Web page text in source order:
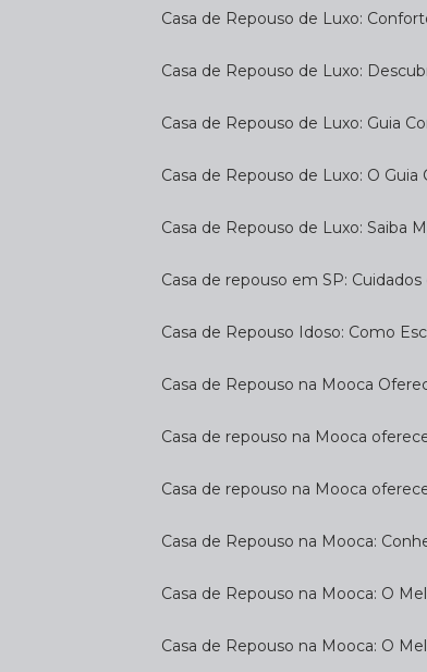
Casa de Repouso de Luxo:
Casa de Repouso de Luxo:
Casa de Repouso de Luxo: Guia
Casa de Repouso de Luxo: O
Casa de Repouso de Luxo:
Casa de repouso em SP:
Casa de Repouso Idoso: Como
Casa de Repouso na Mooca
Casa de repouso na Mooca
Casa de repouso na Mooca
Casa de Repouso na Mooca:
Casa de Repouso na Mooca: O
Casa de Repouso na Mooca: O